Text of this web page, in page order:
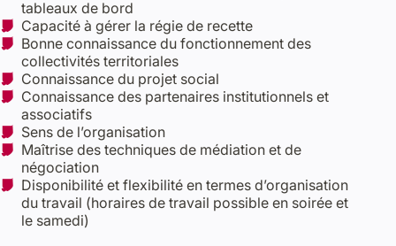
tableaux de bord
Capacité à gérer la régie de recette
Bonne connaissance du fonctionnement des
collectivités territoriales
Connaissance du projet social
Connaissance des partenaires institutionnels et
associatifs
Sens de l’organisation
Maîtrise des techniques de médiation et de
négociation
Disponibilité et flexibilité en termes d’organisation
du travail (horaires de travail possible en soirée et
le samedi)